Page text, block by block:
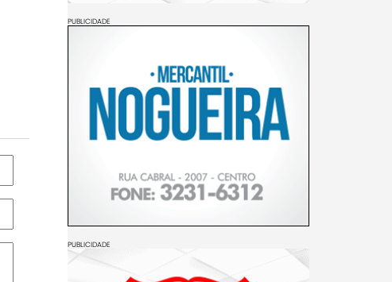
PUBLICIDADE
PUBLICIDADE